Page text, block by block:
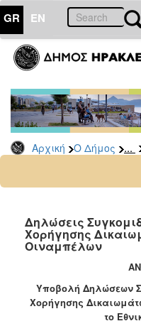
GR EN
Αρχική Ο Δήμος ...
ΔΗΜΟΣ
Υπηρεσίες
&
Φορείς
Δημοτικές
Υπηρεσίες
Ηλεκτρονική
Διακυβέρνηση
Σχολικές
Αγροτική
Ανάπτυξη
Δηλώσεις
Χορήγησης
Οιναμπέλων
Υποβολή Δηλώσεων
Χορήγησης
το